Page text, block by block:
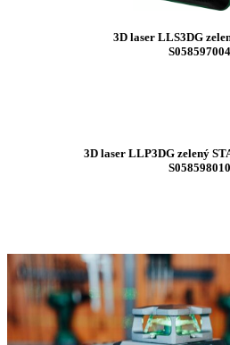
3D laser LLS3DG
S058597004
3D laser LLP3DG zelený
S058598010